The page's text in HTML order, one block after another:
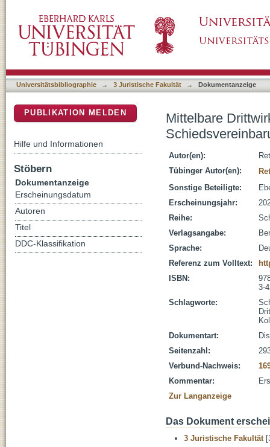
Universitätsbibliographie → 3 Juristische Fakultät → Dokumentanzeige
Mittelbare
Autor(en):
Tübinger Autor(en):
Sonstige Beteiligte:
Erscheinungsjahr:
Reihe:
Verlagsangabe:
Sprache:
Referenz zum Volltext:
ISBN:
3-
Schlagworte:
Dokumentart:
Seitenzahl:
Verbund-Nachweis:
Kommentar:
Zur Langanzeige
Das Dokument
3 Juristische Fakultät
PUBLIKATION MELDEN
Hilfe und Informationen
Stöbern
Dokumentanzeige
Erscheinungsdatum
Autoren
Titel
DDC-Klassifikation